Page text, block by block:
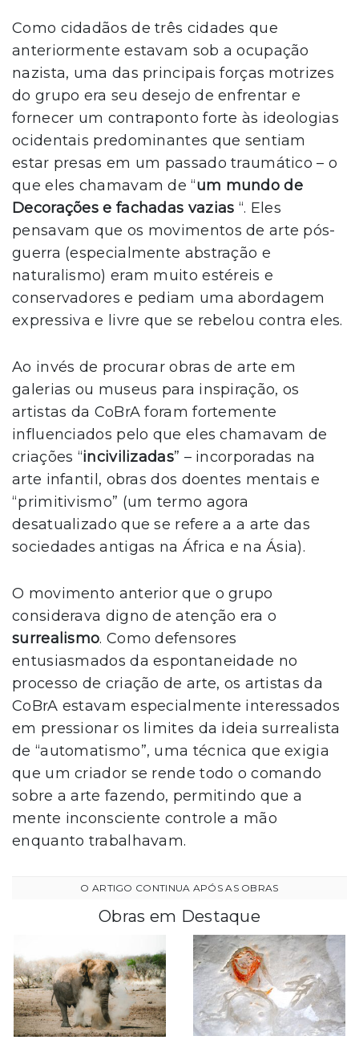
Como cidadãos de três cidades que
anteriormente estavam sob a ocupação
nazista, uma das principais forças motrizes
do grupo era seu desejo de enfrentar e
fornecer um contraponto forte às ideologias
ocidentais predominantes que sentiam
estar presas em um passado traumático – o
que eles chamavam de “um mundo de
Decorações e fachadas vazias “. Eles
pensavam que os movimentos de arte pós-
guerra (especialmente abstração e
naturalismo) eram muito estéreis e
conservadores e pediam uma abordagem
expressiva e livre que se rebelou contra eles.
Ao invés de procurar obras de arte em
galerias ou museus para inspiração, os
artistas da CoBrA foram fortemente
influenciados pelo que eles chamavam de
criações “incivilizadas” – incorporadas na
arte infantil, obras dos doentes mentais e
“primitivismo” (um termo agora
desatualizado que se refere a a arte das
sociedades antigas na África e na Ásia).
O movimento anterior que o grupo
considerava digno de atenção era o
surrealismo. Como defensores
entusiasmados da espontaneidade no
processo de criação de arte, os artistas da
CoBrA estavam especialmente interessados ​​
em pressionar os limites da ideia surrealista
de “automatismo”, uma técnica que exigia
que um criador se rende todo o comando
sobre a arte fazendo, permitindo que a
mente inconsciente controle a mão
enquanto trabalhavam.
Obras em Destaque